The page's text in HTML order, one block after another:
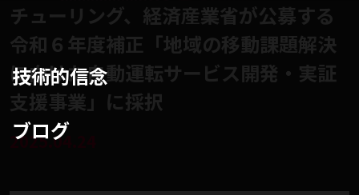
技術的信念
ブログ
チューリング、経済産業省が公募する
令和６年度補正「地域の移動課題解決
に向けた自動運転サービス開発・実証
支援事業」に採択
2025.04.24